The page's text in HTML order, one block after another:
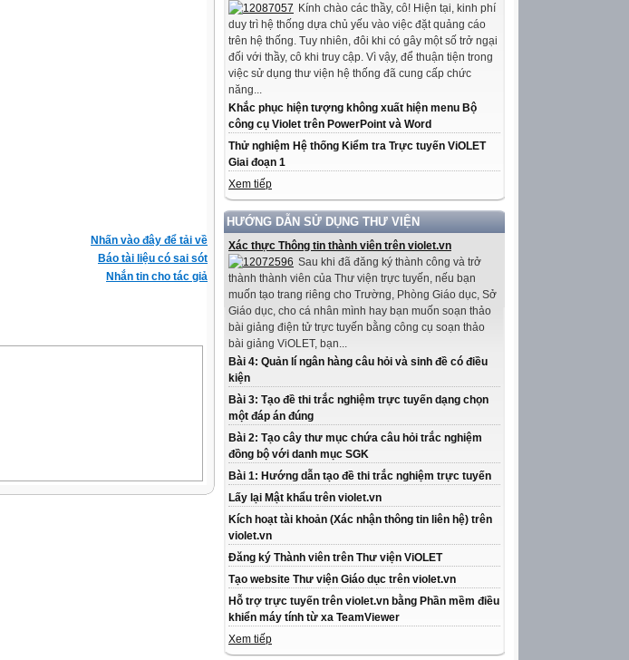
Kính chào các thầy, cô! Hiện tại, kinh phí
duy trì hệ thống dựa chủ yếu vào việc đặt quảng cáo
trên hệ thống. Tuy nhiên, đôi khi có gây một số trở ngại
đối với thầy, cô khi truy cập. Vì vậy, để thuận tiện trong
việc sử dụng thư viện hệ thống đã cung cấp chức
năng...
Khắc phục hiện tượng không xuất hiện menu Bộ
công cụ Violet trên PowerPoint và Word
Thử nghiệm Hệ thống Kiểm tra Trực tuyến ViOLET
Giai đoạn 1
Xem tiếp
HƯỚNG DẪN SỬ DỤNG THƯ VIỆN
Xác thực Thông tin thành viên trên violet.vn
Sau khi đã đăng ký thành công và trở
thành thành viên của Thư viện trực tuyến, nếu bạn
muốn tạo trang riêng cho Trường, Phòng Giáo dục, Sở
Giáo dục, cho cá nhân mình hay bạn muốn soạn thảo
bài giảng điện tử trực tuyến bằng công cụ soạn thảo
bài giảng ViOLET, bạn...
Bài 4: Quản lí ngân hàng câu hỏi và sinh đề có điều
kiện
Bài 3: Tạo đề thi trắc nghiệm trực tuyến dạng chọn
một đáp án đúng
Bài 2: Tạo cây thư mục chứa câu hỏi trắc nghiệm
đồng bộ với danh mục SGK
Bài 1: Hướng dẫn tạo đề thi trắc nghiệm trực tuyến
Lấy lại Mật khẩu trên violet.vn
Kích hoạt tài khoản (Xác nhận thông tin liên hệ) trên
violet.vn
Đăng ký Thành viên trên Thư viện ViOLET
Tạo website Thư viện Giáo dục trên violet.vn
Hỗ trợ trực tuyến trên violet.vn bằng Phần mềm điều
khiển máy tính từ xa TeamViewer
Xem tiếp
Nhấn vào đây để tải về
Báo tài liệu có sai sót
Nhắn tin cho tác giả